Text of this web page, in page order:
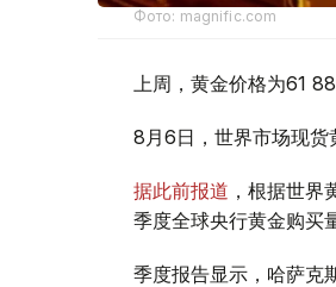
Фото: magnific.com
上周，黄金价格为61
8月6日，世界市场现货
据此前报道 ，根据世
季度全球央行黄金购买
季度报告显示，哈萨克